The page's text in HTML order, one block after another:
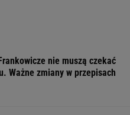
nie muszą czekać
Ważne zmiany w przepisach